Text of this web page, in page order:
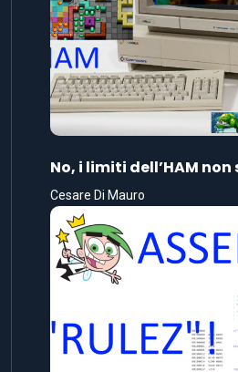
No, i limiti dell’HAM
Cesare Di Mauro